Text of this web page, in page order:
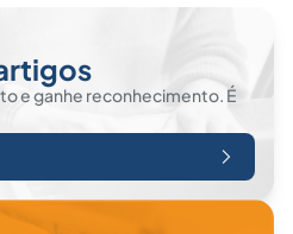
e ganhe reconhecimento. É